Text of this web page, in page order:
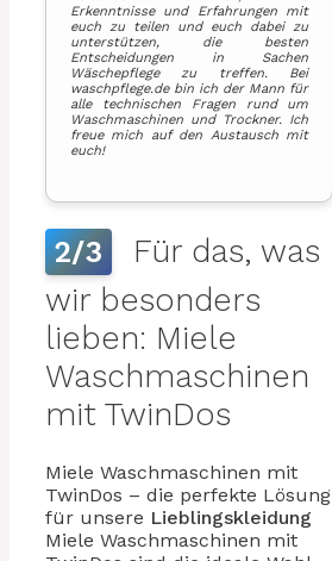
Erkenntnisse und Erfahrungen mit
euch zu teilen und euch dabei zu
unterstützen, die besten
Entscheidungen in Sachen
Wäschepflege zu treffen. Bei
waschpflege.de bin ich der Mann für
alle technischen Fragen rund um
Waschmaschinen und Trockner. Ich
freue mich auf den Austausch mit
euch!
2/3
Für das, was
wir besonders
lieben: Miele
Waschmaschinen
mit TwinDos
Miele Waschmaschinen mit
TwinDos – die perfekte Lösung
für unsere Lieblingskleidung
Miele Waschmaschinen mit